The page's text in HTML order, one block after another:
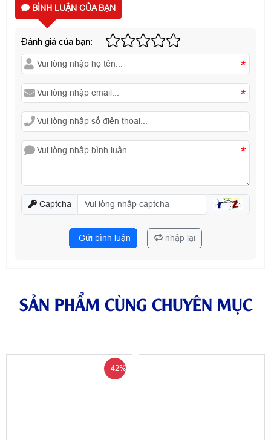
BÌNH LUẬN CỦA BẠN
Đánh giá của bạn:
*
*
*
Captcha
Gửi bình luận nhập lại
SẢN PHẨM CÙNG CHUYÊN MỤC
-42%